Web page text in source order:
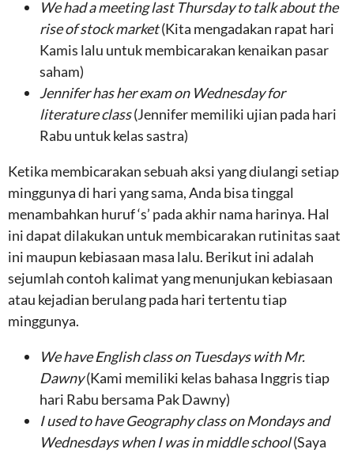
We had a meeting last Thursday to talk about the
rise of stock market(Kita mengadakan rapat hari
Kamis lalu untuk membicarakan kenaikan pasar
saham)
Jennifer has her exam on Wednesday for
literature class(Jennifer memiliki ujian pada hari
Rabu untuk kelas sastra)
Ketika membicarakan sebuah aksi yang diulangi setiap
minggunya di hari yang sama, Anda bisa tinggal
menambahkan huruf ‘s’ pada akhir nama harinya. Hal
ini dapat dilakukan untuk membicarakan rutinitas saat
ini maupun kebiasaan masa lalu. Berikut ini adalah
sejumlah contoh kalimat yang menunjukan kebiasaan
atau kejadian berulang pada hari tertentu tiap
minggunya.
We have English class on Tuesdays with Mr.
Dawny(Kami memiliki kelas bahasa Inggris tiap
hari Rabu bersama Pak Dawny)
I used to have Geography class on Mondays and
Wednesdays when I was in middle school(Saya